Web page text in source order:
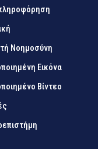
Νοημοσύνη
Εικόνα
Βίντεο